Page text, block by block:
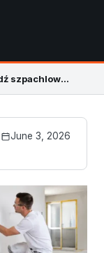
Jak docierać gładź szpachlową bez rys i fal
June 3, 2026